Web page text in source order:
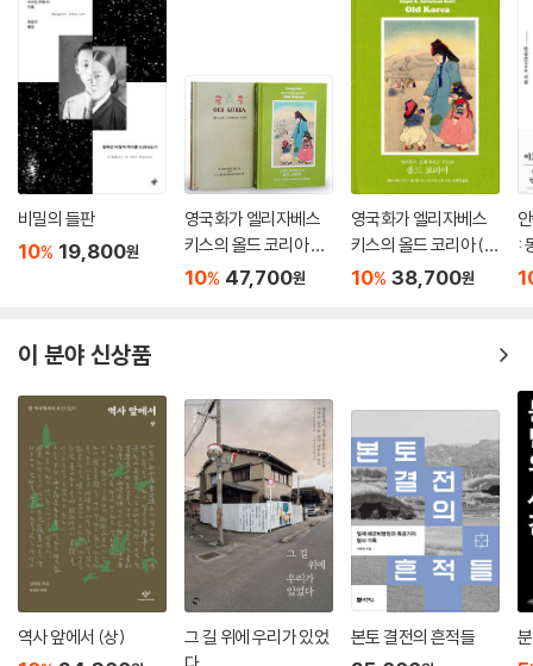
비밀의 들판
10% 19,800원
영국화가 엘리자베스
키스의 올드 코리아 세
트(완전 복원판 + 원서
10% 47,700원
영국화가 엘리자베스
키스의 올드 코리아 (완
전 복원판)
10% 38,700원
:
이 분야 신상품
역사 앞에서 (상)
그 길 위에 우리가 있었
본토 결전의 흔적들